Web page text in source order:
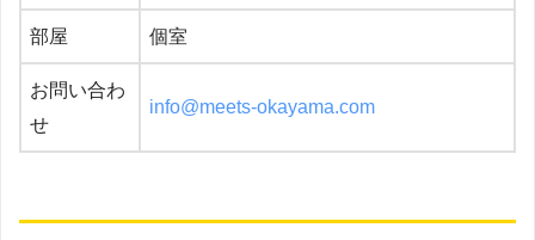
部屋 個室
お問い合わ
せ
info@meets-okayama.com